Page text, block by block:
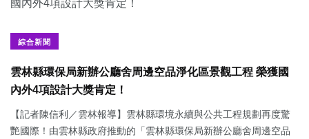
綜合新聞
雲林縣環保局新辦公廳舍周邊空品淨化區景觀工程 榮獲國
內外4項設計大獎肯定！
【記者陳信利／雲林報導】雲林縣環境永續與公共工程規劃再度驚
艷國際！由雲林縣政府推動的「雲林縣環保局新辦公廳舍周邊空品